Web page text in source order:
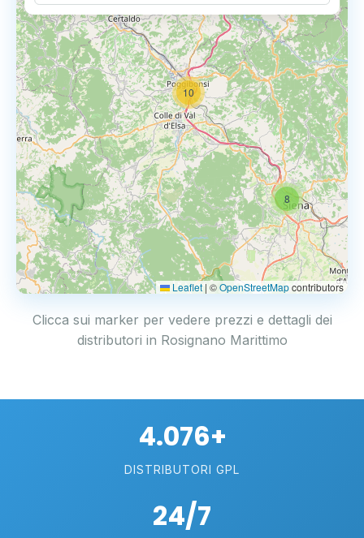
8
10
Leaflet | ©OpenStreetMapcontributors
Clicca sui marker per vedere prezzi e dettagli dei
distributori in Rosignano Marittimo
4.076+
DISTRIBUTORI GPL
24/7